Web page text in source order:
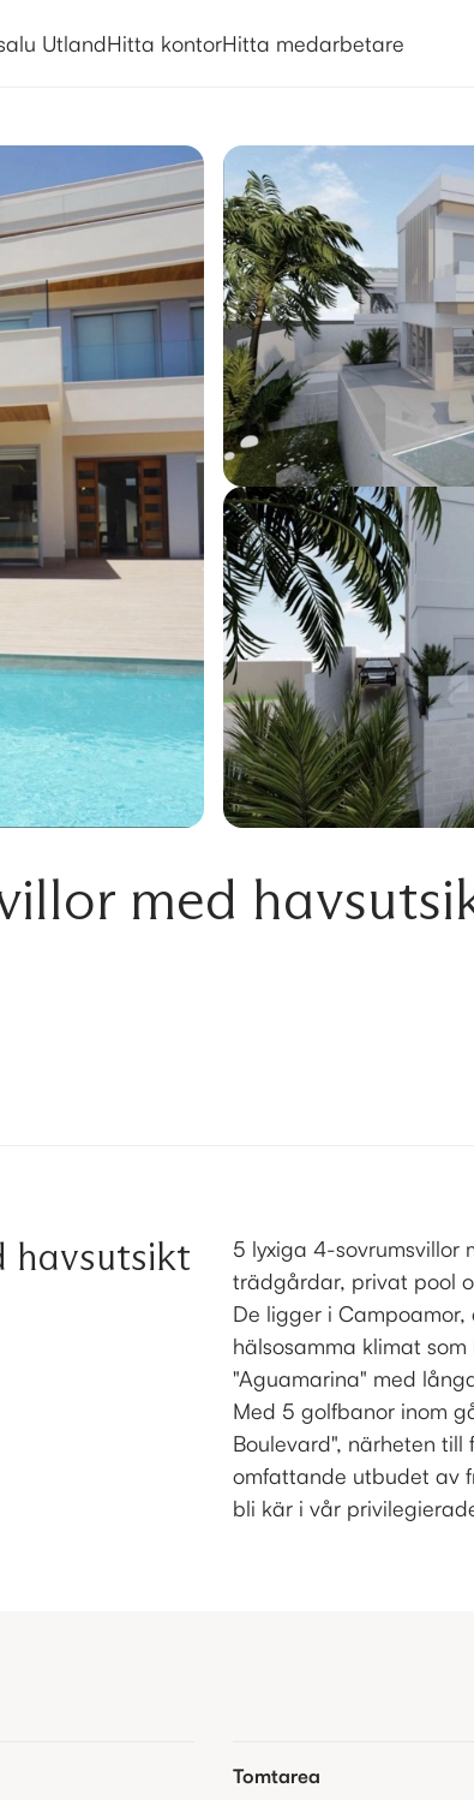
UtlandHitta kontorHitta medarbetare
med
havsutsikt
5 lyxiga 4-sovrumsvillor
trädgårdar, privat pool
De ligger i
hälsosamma klimat
"Aguamarina" med
Med 5 golfbanor inom
Boulevard", närheten
omfattande utbudet av
bli kär i vår
Tomtarea